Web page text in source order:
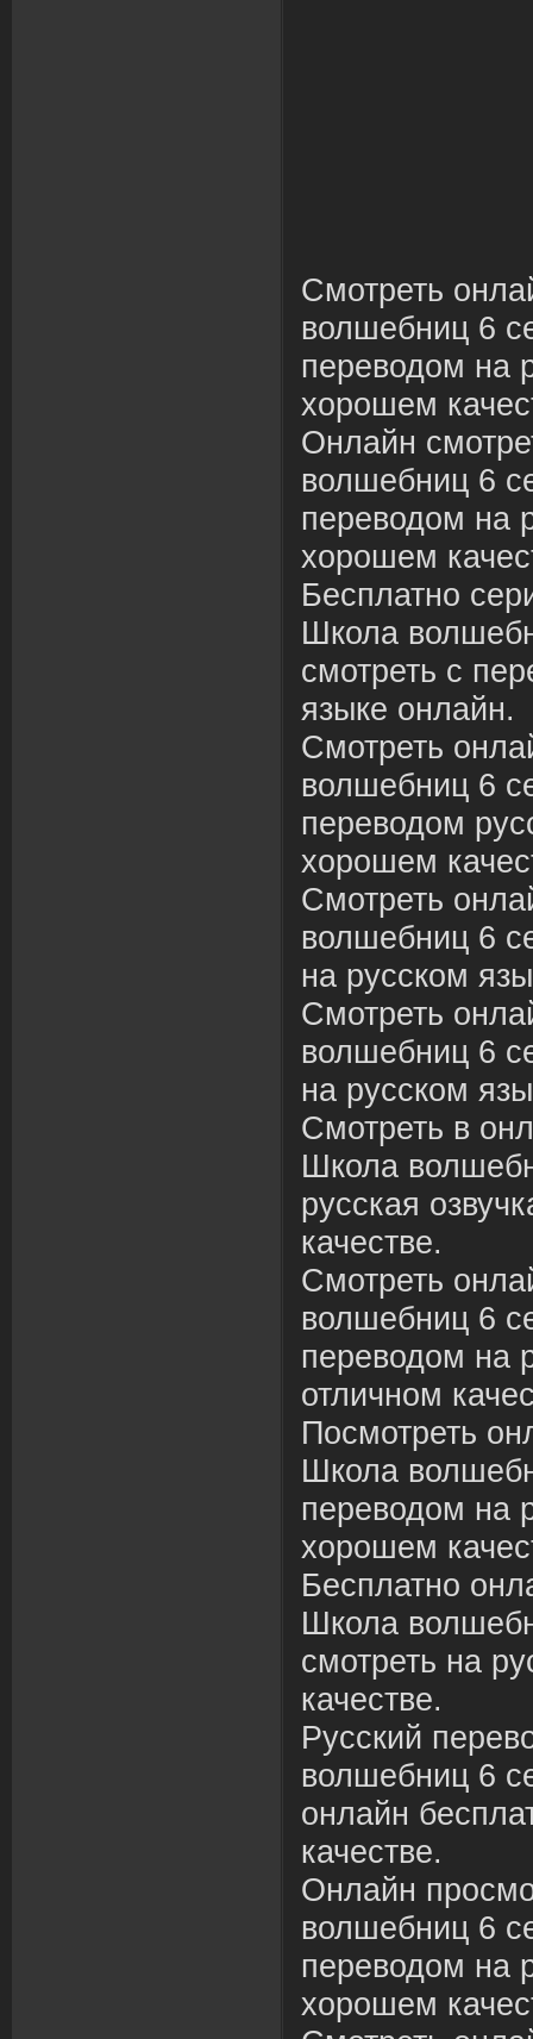
Смотреть
волшебниц 6
переводом на
хорошем
Онлайн
волшебниц 6
переводом на
хорошем
Бесплатно
Школа
смотреть с
языке онлайн.
Смотреть
волшебниц 6
переводом
хорошем
Смотреть
волшебниц 6
на русском
Смотреть
волшебниц 6
на русском
Смотреть в
Школа
русская
качестве.
Смотреть
волшебниц 6
переводом на
отличном
Посмотреть
Школа
переводом на
хорошем
Бесплатно
Школа
смотреть на
качестве.
Русский
волшебниц 6
онлайн
качестве.
Онлайн
волшебниц 6
переводом на
хорошем